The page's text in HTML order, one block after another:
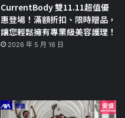
CurrentBody 雙11.11超值優
惠登場！滿額折扣、限時贈品，
讓您輕鬆擁有專業級美容護理！
2026 年 5 月 16 日